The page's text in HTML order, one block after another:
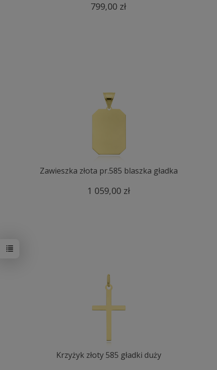
799,00 zł
Zawieszka złota pr.585 blaszka gładka
1 059,00 zł
Krzyżyk złoty 585 gładki duży